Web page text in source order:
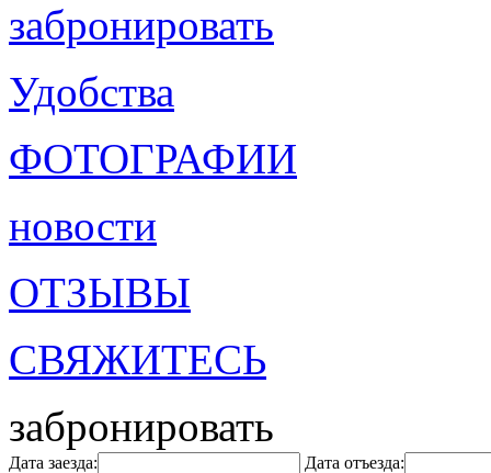
забронировать
Удобства
ФОТОГРАФИИ
новости
ОТЗЫВЫ
СВЯЖИТЕСЬ
забронировать
Дата заезда: Дата отъезда: